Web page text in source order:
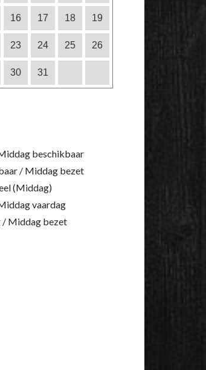
16 17 18 19
23 24 25 26
30 31
beschikbaar
/ Middag bezet
(Middag)
vaardag
/ Middag bezet